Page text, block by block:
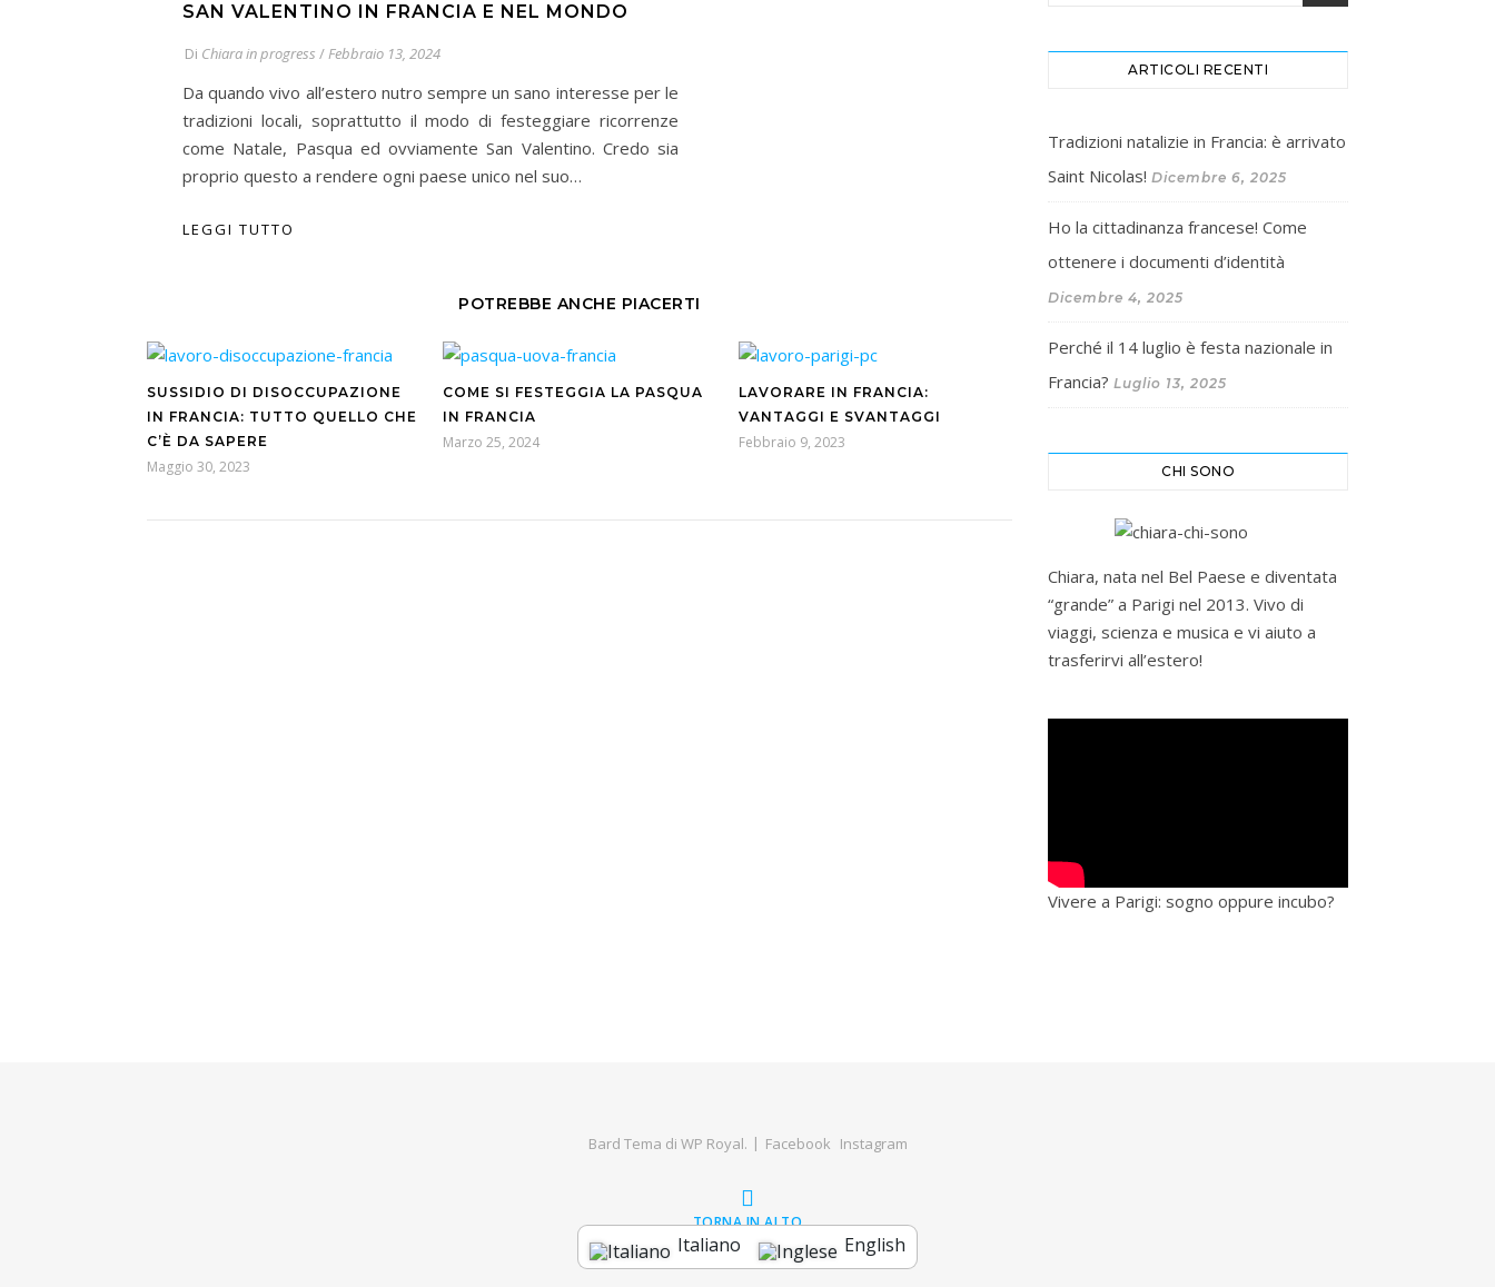
SAN VALENTINO IN FRANCIA E NEL MONDO
Di Chiara in progress /Febbraio 13, 2024
Da quando vivo all’estero nutro sempre un sano interesse per le
tradizioni locali, soprattutto il modo di festeggiare ricorrenze
come Natale, Pasqua ed ovviamente San Valentino. Credo sia
proprio questo a rendere ogni paese unico nel suo…
LEGGI TUTTO
POTREBBE ANCHE PIACERTI
SUSSIDIO DI DISOCCUPAZIONE
IN FRANCIA: TUTTO QUELLO CHE
C’È DA SAPERE
Maggio 30, 2023
COME SI FESTEGGIA LA PASQUA
IN FRANCIA
Marzo 25, 2024
LAVORARE IN FRANCIA:
VANTAGGI E SVANTAGGI
Febbraio 9, 2023
ARTICOLI RECENTI
Tradizioni natalizie in Francia: è arrivato
Saint Nicolas! Dicembre 6, 2025
Ho la cittadinanza francese! Come
ottenere i documenti d’identità
Dicembre 4, 2025
Perché il 14 luglio è festa nazionale in
Francia? Luglio 13, 2025
CHI SONO
Chiara, nata nel Bel Paese e diventata
“grande” a Parigi nel 2013. Vivo di
viaggi, scienza e musica e vi aiuto a
trasferirvi all’estero!
Vivere a Parigi: sogno oppure incubo?
Bard Tema di WP Royal. Facebook Instagram
TORNA IN ALTO
Italiano English